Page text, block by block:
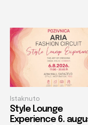
Istaknuto
Style Lounge
Experience 6.